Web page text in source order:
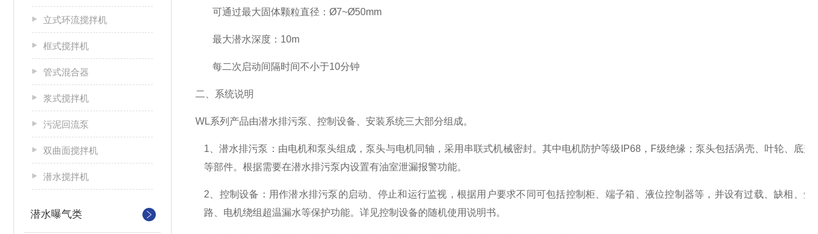
立式环流搅拌机
框式搅拌机
管式混合器
浆式搅拌机
污泥回流泵
双曲面搅拌机
潜水搅拌机
潜水曝气类
可通过最大固体颗粒直径： Ø7~Ø50mm
最大潜水深度： 10m
每二次启动间隔时间不小于10分钟
二、系统说明
WL系列产品由潜水排污泵、控制设备、安装系统三大部分组成。
1 、潜水排污泵：由电机和泵头组成，泵头与电机同轴，采用串联式机械密封。其中电机防护等级 IP68， F级绝缘；泵头包括涡壳、叶轮、底盖
等部件。根据需要在潜水排污泵内设置有油室泄漏报警功能。
2 、控制设备：用作潜水排污泵的启动、停止和运行监视，根据用户要求不同可包括控制柜、端子箱、液位控制器等，并设有过载、缺相、短
路、电机绕组超温漏水等保护功能。详见控制设备的随机使用说明书。